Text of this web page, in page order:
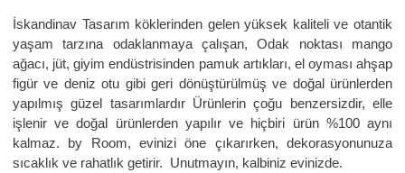
İskandinav Tasarım köklerinden gelen yüksek kaliteli ve otantik
yaşam tarzına odaklanmaya çalışan, Odak noktası mango
ağacı, jüt, giyim endüstrisinden pamuk artıkları, el oyması ahşap
figür ve deniz otu gibi geri dönüştürülmüş ve doğal ürünlerden
yapılmış güzel tasarımlardır Ürünlerin çoğu benzersizdir, elle
işlenir ve doğal ürünlerden yapılır ve hiçbiri ürün %100 aynı
kalmaz. by Room, evinizi öne çıkarırken, dekorasyonunuza
sıcaklık ve rahatlık getirir. Unutmayın, kalbiniz evinizde.